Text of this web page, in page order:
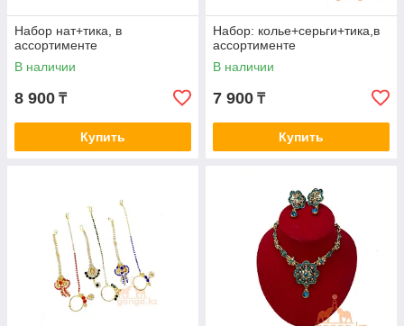
Набор нат+тика, в
ассортименте
В наличии
8 900 ₸
Купить
Набор: колье+серьги+тика,в
ассортименте
В наличии
7 900 ₸
Купить